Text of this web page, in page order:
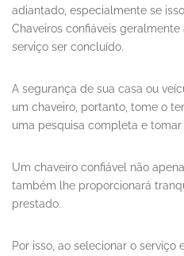
adiantado, especialmente se
Chaveiros confiáveis
serviço ser concluído.
A segurança de sua casa ou
um chaveiro, portanto, tome o
uma pesquisa completa e
Um chaveiro confiável não
também lhe proporcionará
prestado.
Por isso, ao selecionar o serviço